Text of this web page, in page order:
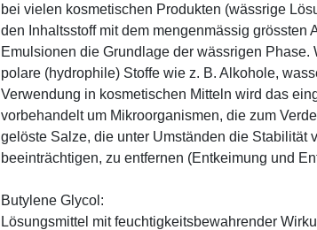
bei vielen kosmetischen Produkten (wässrige
den Inhaltsstoff mit dem mengenmässig grössten
Emulsionen die Grundlage der wässrigen Phase.
polare (hydrophile) Stoffe wie z. B. Alkohole,
Verwendung in kosmetischen Mitteln wird das
vorbehandelt um Mikroorganismen, die zum
gelöste Salze, die unter Umständen die Stabilität
beeinträchtigen, zu entfernen (Entkeimung und
Butylene Glycol:
Lösungsmittel mit feuchtigkeitsbewahrender